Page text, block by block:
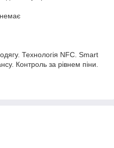
Технологія NFC. Smart
Контроль за рівнем піни.